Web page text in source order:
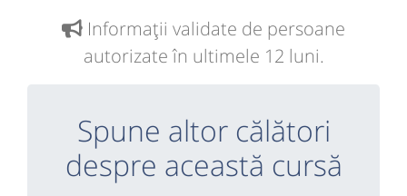
Informaţii validate de persoane
autorizate în ultimele 12 luni.
Spune altor călători
despre această cursă